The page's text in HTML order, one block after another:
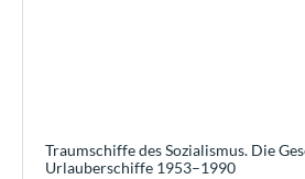
Traumschiffe des Sozialismus. Die
Urlauberschiffe 1953–1990